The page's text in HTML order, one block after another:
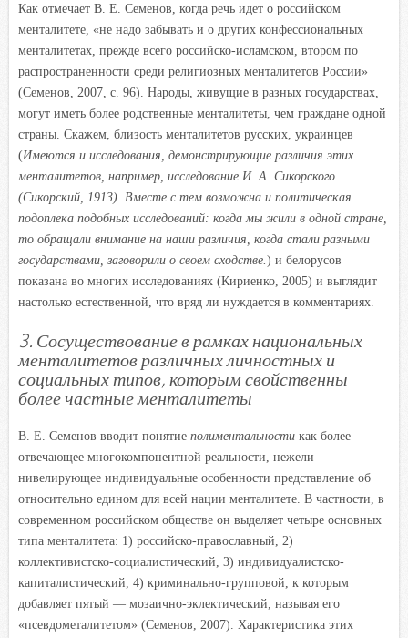
Как отмечает В. Е. Семенов, когда речь идет о российском
менталитете, «не надо забывать и о других конфессиональных
менталитетах, прежде всего российско-исламском, втором по
распространенности среди религиозных менталитетов России»
(Семенов, 2007, с. 96). Народы, живущие в разных государствах,
могут иметь более родственные менталитеты, чем граждане одной
страны. Скажем, близость менталитетов русских, украинцев
(Имеются и исследования, демонстрирующие различия этих
менталитетов, например, исследование И. А. Сикорского
(Сикорский, 1913). Вместе с тем возможна и политическая
подоплека подобных исследований: когда мы жили в одной стране,
то обращали внимание на наши различия, когда стали разными
государствами, заговорили о своем сходстве. ) и белорусов
показана во многих исследованиях (Кириенко, 2005) и выглядит
настолько естественной, что вряд ли нуждается в комментариях.
3. Сосуществование в рамках национальных
менталитетов различных личностных и
социальных типов, которым свойственны
более частные менталитеты
В. Е. Семенов вводит понятие полиментальности как более
отвечающее многокомпонентной реальности, нежели
нивелирующее индивидуальные особенности представление об
относительно едином для всей нации менталитете. В частности, в
современном российском обществе он выделяет четыре основных
типа менталитета: 1) российско-православный, 2)
коллективистско-социалистический, 3) индивидуалистско-
капиталистический, 4) криминально-групповой, к которым
добавляет пятый — мозаично-эклектический, называя его
«псевдометалитетом» (Семенов, 2007). Характеристика этих